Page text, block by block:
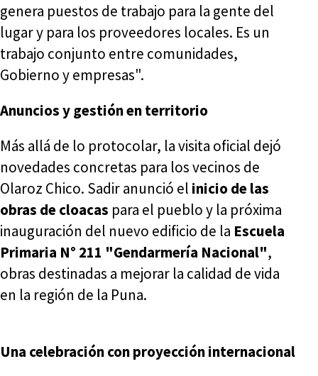
genera puestos de trabajo para la gente del
lugar y para los proveedores locales. Es un
trabajo conjunto entre comunidades,
Gobierno y empresas".
Anuncios y gestión en territorio
Más allá de lo protocolar, la visita oficial dejó
novedades concretas para los vecinos de
Olaroz Chico. Sadir anunció el inicio de las
obras de cloacas para el pueblo y la próxima
inauguración del nuevo edificio de la Escuela
Primaria N° 211 "Gendarmería Nacional",
obras destinadas a mejorar la calidad de vida
en la región de la Puna.
Una celebración con proyección internacional